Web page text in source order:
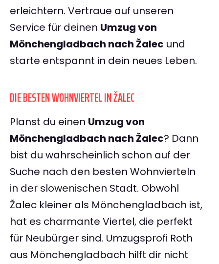
erleichtern. Vertraue auf unseren
Service für deinen Umzug von
Mönchengladbach nach Žalec und
starte entspannt in dein neues Leben.
DIE BESTEN WOHNVIERTEL IN ŽALEC
Planst du einen Umzug von
Mönchengladbach nach Žalec? Dann
bist du wahrscheinlich schon auf der
Suche nach den besten Wohnvierteln
in der slowenischen Stadt. Obwohl
Žalec kleiner als Mönchengladbach ist,
hat es charmante Viertel, die perfekt
für Neubürger sind. Umzugsprofi Roth
aus Mönchengladbach hilft dir nicht